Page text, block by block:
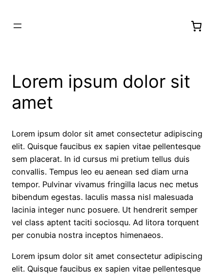
Lorem ipsum dolor sit
amet
Lorem ipsum dolor sit amet consectetur adipiscing
elit. Quisque faucibus ex sapien vitae pellentesque
sem placerat. In id cursus mi pretium tellus duis
convallis. Tempus leo eu aenean sed diam urna
tempor. Pulvinar vivamus fringilla lacus nec metus
bibendum egestas. Iaculis massa nisl malesuada
lacinia integer nunc posuere. Ut hendrerit semper
vel class aptent taciti sociosqu. Ad litora torquent
per conubia nostra inceptos himenaeos.
Lorem ipsum dolor sit amet consectetur adipiscing
elit. Quisque faucibus ex sapien vitae pellentesque